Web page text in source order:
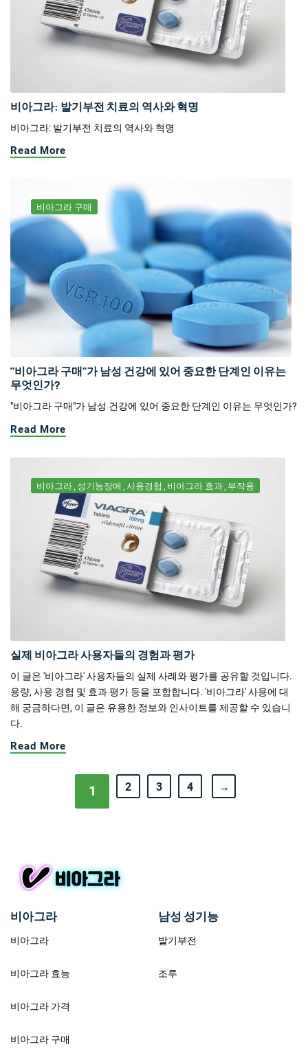
비아그라: 발기부전 치료의 역사와 혁명
비아그라: 발기부전 치료의 역사와 혁명
Read More
비아그라 구매
"비아그라 구매"가 남성 건강에 있어 중요한 단계인 이유는
무엇인가?
"비아그라 구매"가 남성 건강에 있어 중요한 단계인 이유는 무엇인가?
Read More
비아그라 성기능장애 사용경험 비아그라 효과 부작용
실제 비아그라 사용자들의 경험과 평가
이 글은 '비아그라' 사용자들의 실제 사례와 평가를 공유할 것입니다.
용량, 사용 경험 및 효과 평가 등을 포함합니다. '비아그라' 사용에 대
해 궁금하다면, 이 글은 유용한 정보와 인사이트를 제공할 수 있습니
다.
Read More
1 2 3 4 →
비아그라
비아그라
비아그라 효능
비아그라 가격
비아그라 구매
남성 성기능
발기부전
조루